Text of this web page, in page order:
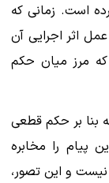
است. زمانی که
اثر اجرایی آن
مرز میان حکم
بنا بر حکم قطعی
پیام را مخابره
و این تصور،